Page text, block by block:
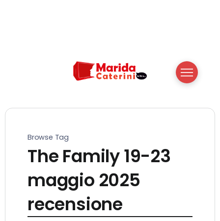
Browse Tag
The Family 19-23
maggio 2025
recensione